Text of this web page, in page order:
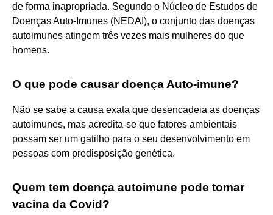
de forma inapropriada. Segundo o Núcleo de Estudos de
Doenças Auto-Imunes (NEDAI), o conjunto das doenças
autoimunes atingem três vezes mais mulheres do que
homens.
O que pode causar doença Auto-imune?
Não se sabe a causa exata que desencadeia as doenças
autoimunes, mas acredita-se que fatores ambientais
possam ser um gatilho para o seu desenvolvimento em
pessoas com predisposição genética.
Quem tem doença autoimune pode tomar
vacina da Covid?